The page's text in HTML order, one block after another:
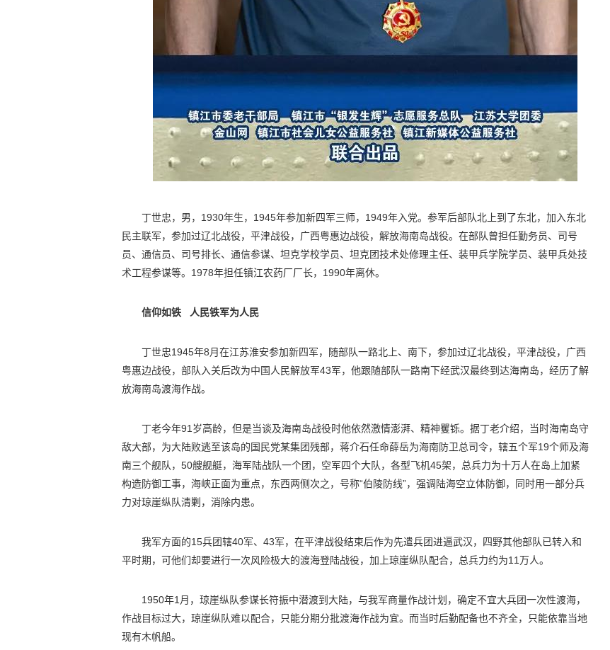
丁世忠，男，1930年生，1945年参加新四军三师，1949年入党。参军后部队北上到了东北，加入东北
民主联军，参加过辽北战役，平津战役，广西粤惠边战役，解放海南岛战役。在部队曾担任勤务员、司号
员、通信员、司号排长、通信参谋、坦克学校学员、坦克团技术处修理主任、装甲兵学院学员、装甲兵处技
术工程参谋等。1978年担任镇江农药厂厂长，1990年离休。
信仰如铁 人民铁军为人民
丁世忠1945年8月在江苏淮安参加新四军，随部队一路北上、南下，参加过辽北战役，平津战役，广西
粤惠边战役，部队入关后改为中国人民解放军43军，他跟随部队一路南下经武汉最终到达海南岛，经历了解
放海南岛渡海作战。
丁老今年91岁高龄，但是当谈及海南岛战役时他依然激情澎湃、精神矍铄。据丁老介绍，当时海南岛守
敌大部，为大陆败逃至该岛的国民党某集团残部，蒋介石任命薛岳为海南防卫总司令，辖五个军19个师及海
南三个舰队，50艘舰艇，海军陆战队一个团，空军四个大队，各型飞机45架，总兵力为十万人在岛上加紧
构造防御工事，海峡正面为重点，东西两侧次之，号称“伯陵防线”，强调陆海空立体防御，同时用一部分兵
力对琼崖纵队清剿，消除内患。
我军方面的15兵团辖40军、43军，在平津战役结束后作为先遣兵团进逼武汉，四野其他部队已转入和
平时期，可他们却要进行一次风险极大的渡海登陆战役，加上琼崖纵队配合，总兵力约为11万人。
1950年1月，琼崖纵队参谋长符振中潜渡到大陆，与我军商量作战计划，确定不宜大兵团一次性渡海，
作战目标过大，琼崖纵队难以配合，只能分期分批渡海作战为宜。而当时后勤配备也不齐全，只能依靠当地
现有木帆船。